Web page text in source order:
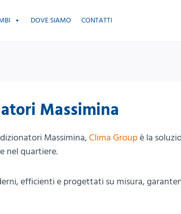
DOVE SIAMO CONTATTI
Massimina
Massimina,Clima Groupè la
nel quartiere.
efficienti e progettati su misura,